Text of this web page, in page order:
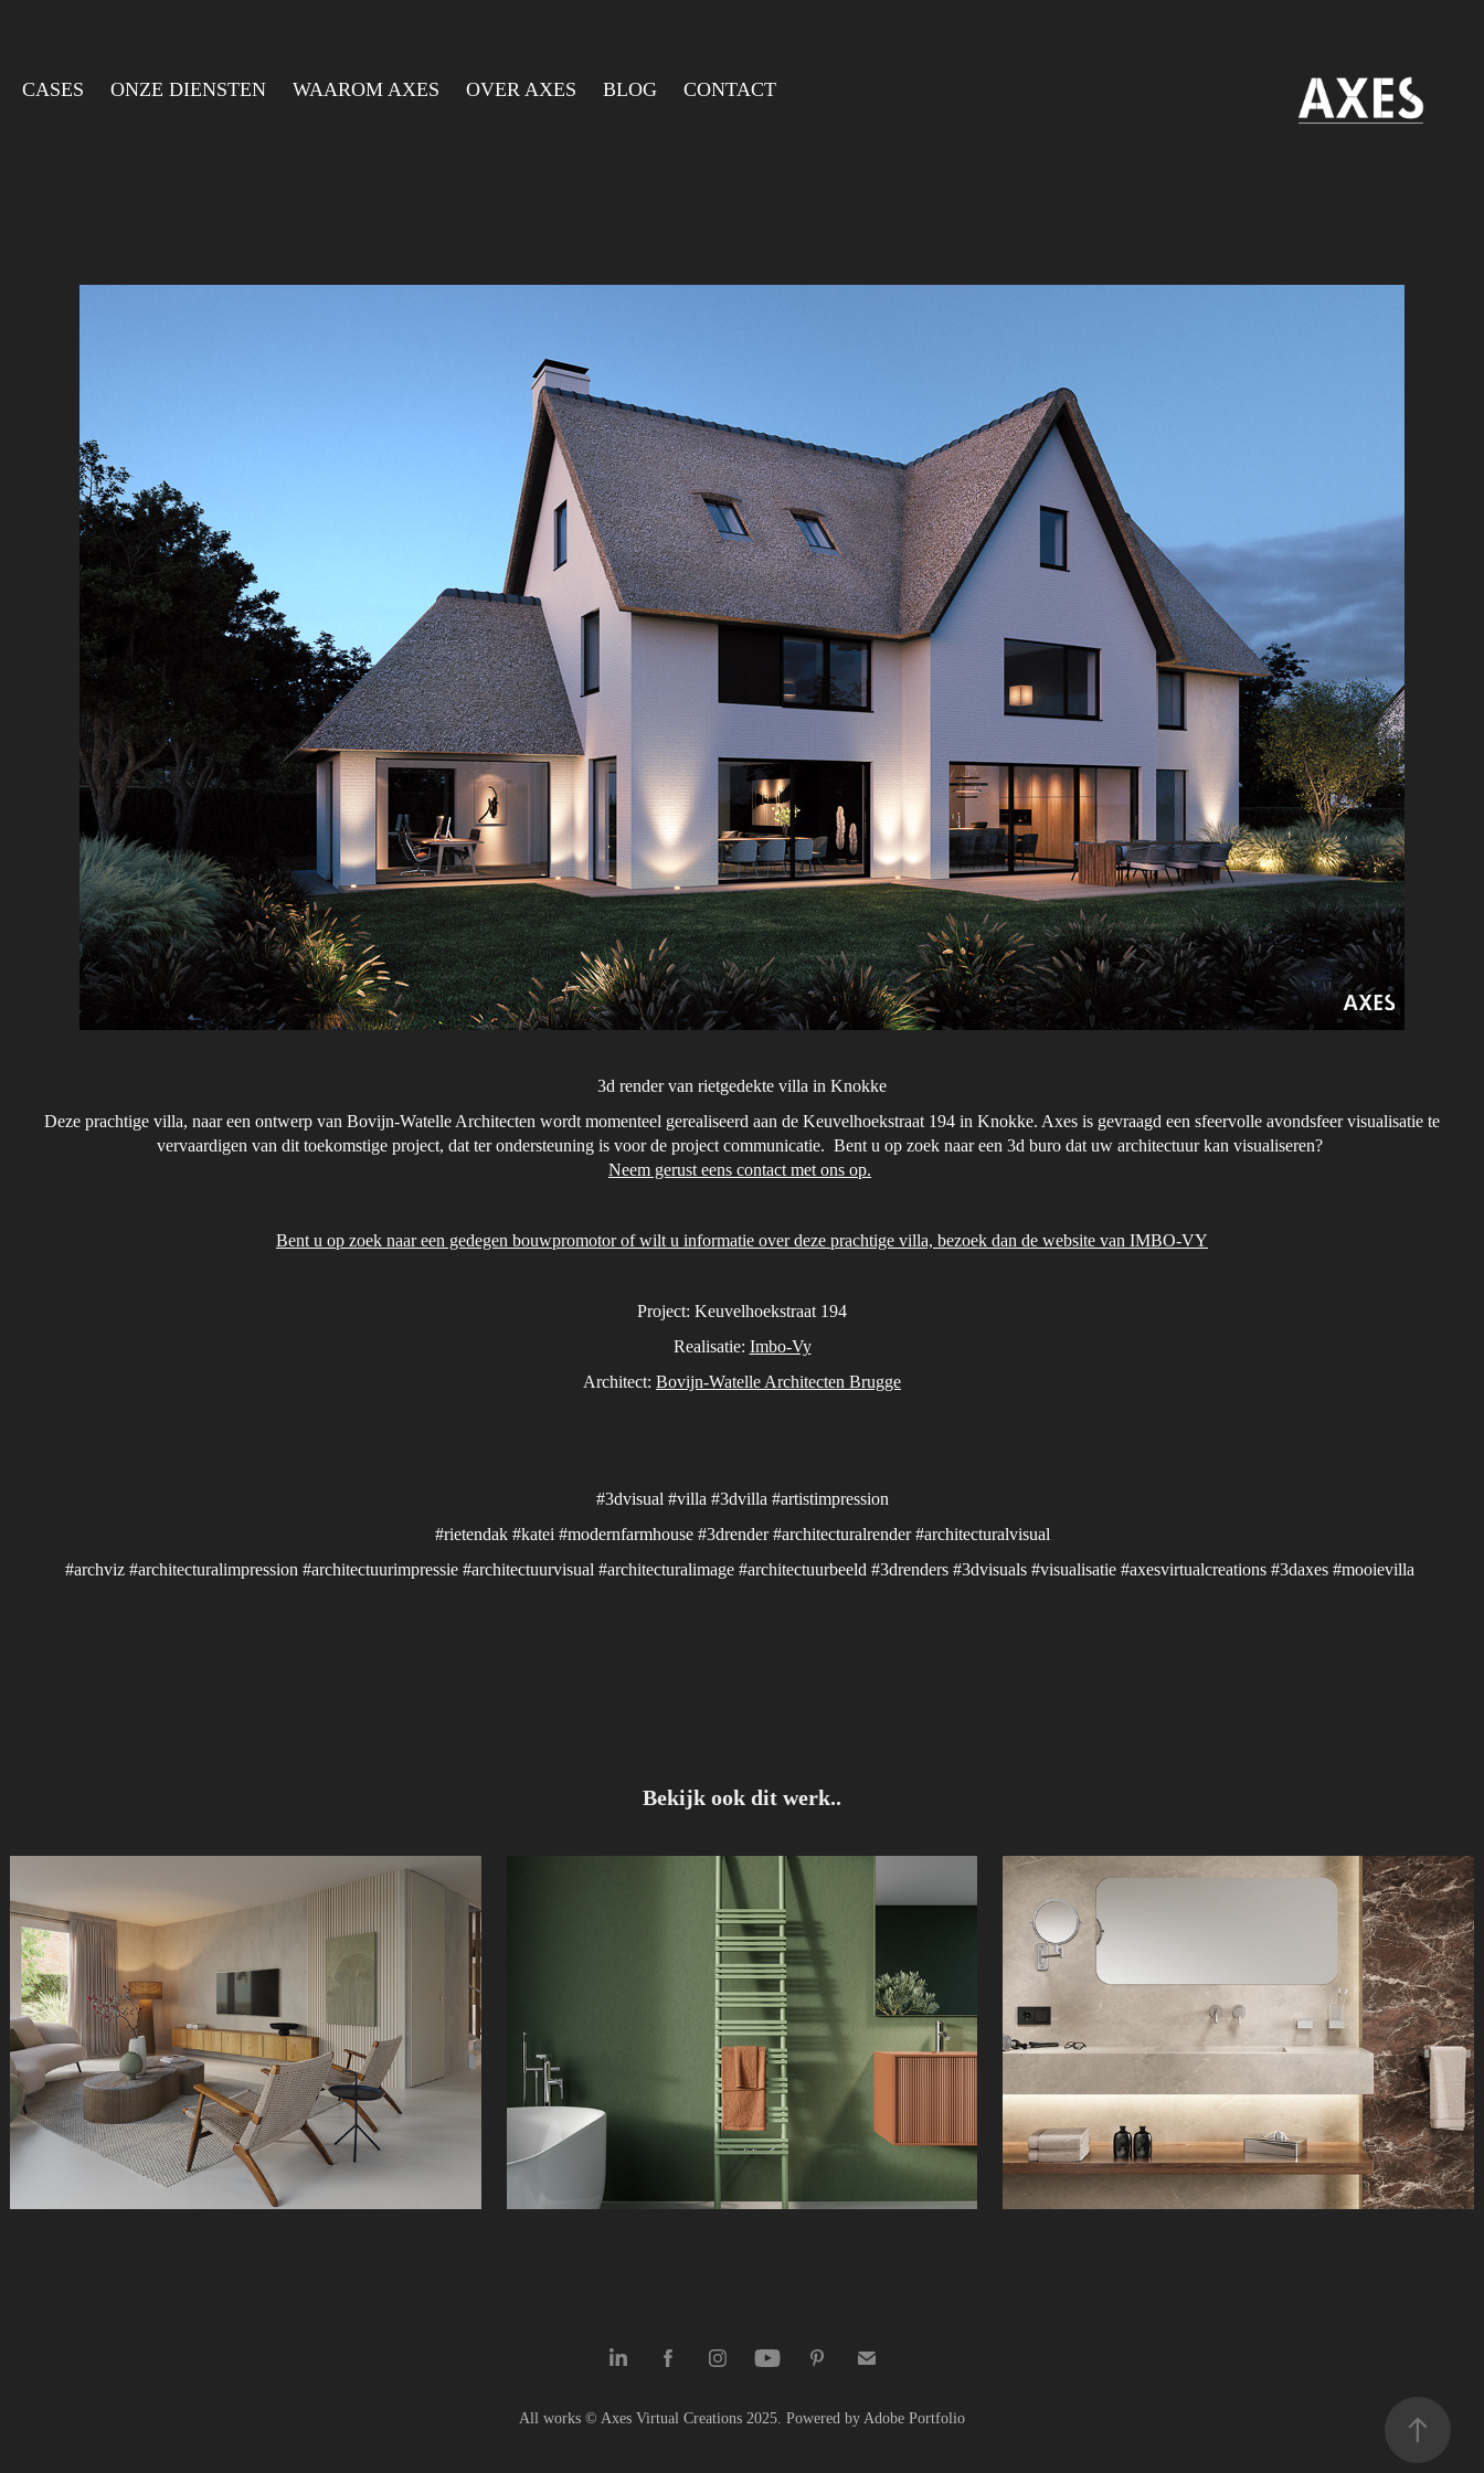
CASES ONZE DIENSTEN WAAROM AXES OVER AXES BLOG CONTACT
3d render van rietgedekte villa in Knokke
Deze prachtige villa, naar een ontwerp van Bovijn-Watelle Architecten wordt momenteel gerealiseerd aan de Keuvelhoekstraat 194 in Knokke. Axes is gevraagd een sfeervolle avondsfeer visualisatie te
vervaardigen van dit toekomstige project, dat ter ondersteuning is voor de project communicatie. Bent u op zoek naar een 3d buro dat uw architectuur kan visualiseren?
Neem gerust eens contact met ons op.
Bent u op zoek naar een gedegen bouwpromotor of wilt u informatie over deze prachtige villa, bezoek dan de website van IMBO-VY
Project: Keuvelhoekstraat 194
Realisatie: Imbo-Vy
Architect: Bovijn-Watelle Architecten Brugge
#3dvisual #villa #3dvilla #artistimpression
#rietendak #katei #modernfarmhouse #3drender #architecturalrender #architecturalvisual
#archviz #architecturalimpression #architectuurimpressie #architectuurvisual #architecturalimage #architectuurbeeld #3drenders #3dvisuals #visualisatie #axesvirtualcreations #3daxes #mooievilla
Bekijk ook dit werk..
Bwnr 46 Havenkwartier Nieuwegein - De
Beeckhof
Sfeerbeelden Designradiatoren - Instamat
Visualisatie Geesa Modern Art & Nelio
badkamerartikelen
All works © Axes Virtual Creations 2025. Powered by Adobe Portfolio